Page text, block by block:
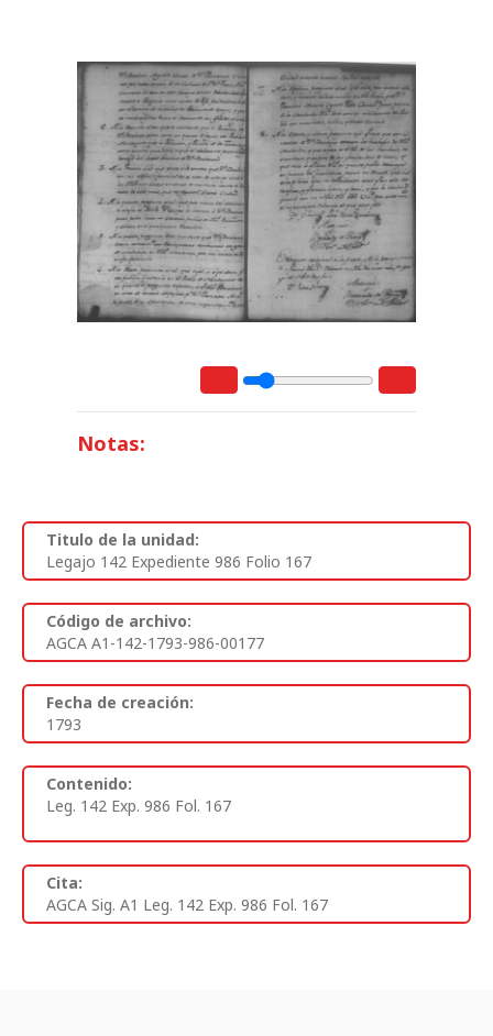
Notas:
Titulo de la unidad:
Legajo 142 Expediente 986 Folio 167
Código de archivo:
AGCA A1-142-1793-986-00177
Fecha de creación:
1793
Contenido:
Leg. 142 Exp. 986 Fol. 167
Cita:
AGCA Sig. A1 Leg. 142 Exp. 986 Fol. 167